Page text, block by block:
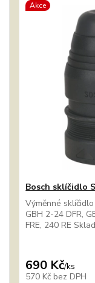
Akce
Bosch sklíčidlo
Výměnné
GBH 2-24 DFR,
FRE, 240 RE
690 Kč/ks
570 Kč bez DPH